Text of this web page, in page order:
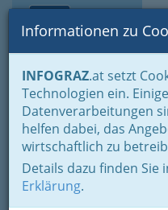
Informationen zu
INFOGRAZ.at setzt
Technologien ein.
Datenverarbeitungen
helfen dabei, das
wirtschaftlich zu
Details dazu finden Sie
Erklärung.
Home Fotos
Nach
Spielstätten - Orpheum,
Sounding
Communitys
Previous